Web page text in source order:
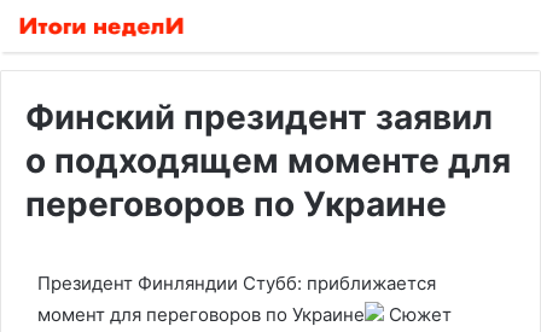
Финский президент заявил
о подходящем моменте для
переговоров по Украине
Президент Финляндии Стубб: приближается
момент для переговоров по Украине
Сюжет